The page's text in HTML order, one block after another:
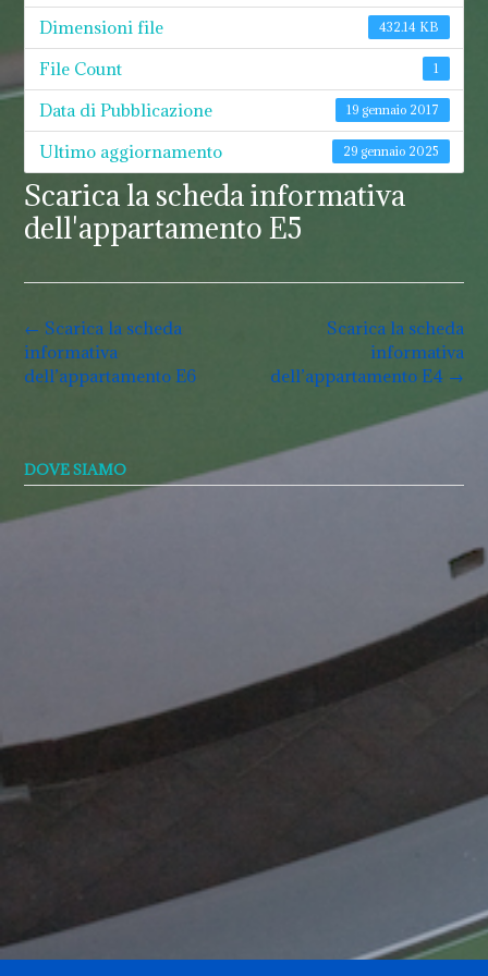
Dimensioni file 432.14 KB
File Count 1
Data di Pubblicazione 19 gennaio 2017
Ultimo aggiornamento 29 gennaio 2025
Scarica la scheda informativa
dell'appartamento E5
Post
navigation
Scarica la scheda
informativa
dell’appartamento E4 →
← Scarica la scheda
informativa
dell’appartamento E6
DOVE SIAMO